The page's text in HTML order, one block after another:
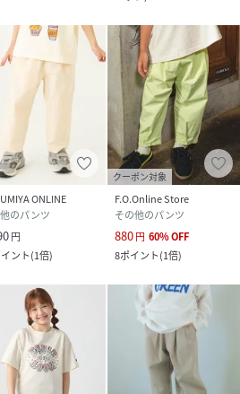
ONLINE
のパンツ
円
ント(1倍)
クーポン対象
F.O.Online Store
その他のパンツ
880円 60%OFF
8ポイント(1倍)